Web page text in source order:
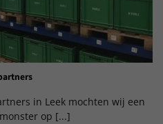
in Leek mochten wij een
op [...]